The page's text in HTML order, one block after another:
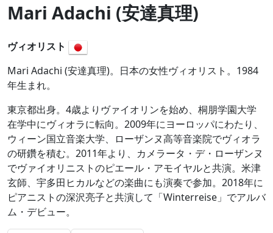
Mari Adachi (安達真理)
ヴィオリスト
Mari Adachi (安達真理)。日本の女性ヴィオリスト。1984
年生まれ。
東京都出身。4歳よりヴァイオリンを始め、桐朋学園大学
在学中にヴィオラに転向。2009年にヨーロッパにわたり、
ウィーン国立音楽大学、ローザンヌ高等音楽院でヴィオラ
の研鑽を積む。2011年より、カメラータ・デ・ローザンヌ
でヴァイオリニストのピエール・アモイヤルと共演。米津
玄師、宇多田ヒカルなどの楽曲にも演奏で参加。2018年に
ピアニストの深沢亮子と共演して「Winterreise」でアルバ
ム・デビュー。